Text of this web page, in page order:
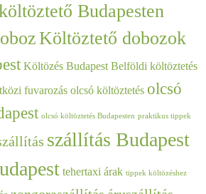
Budapesten
Költöztető dobozok
Költözés Budapest Belföldi költöztetés
fuvarozás olcsó költöztetés olcsó
olcsó költöztetés Budapesten praktikus tippek
szállítás Budapest
tehertaxi árak tippek költözéshez